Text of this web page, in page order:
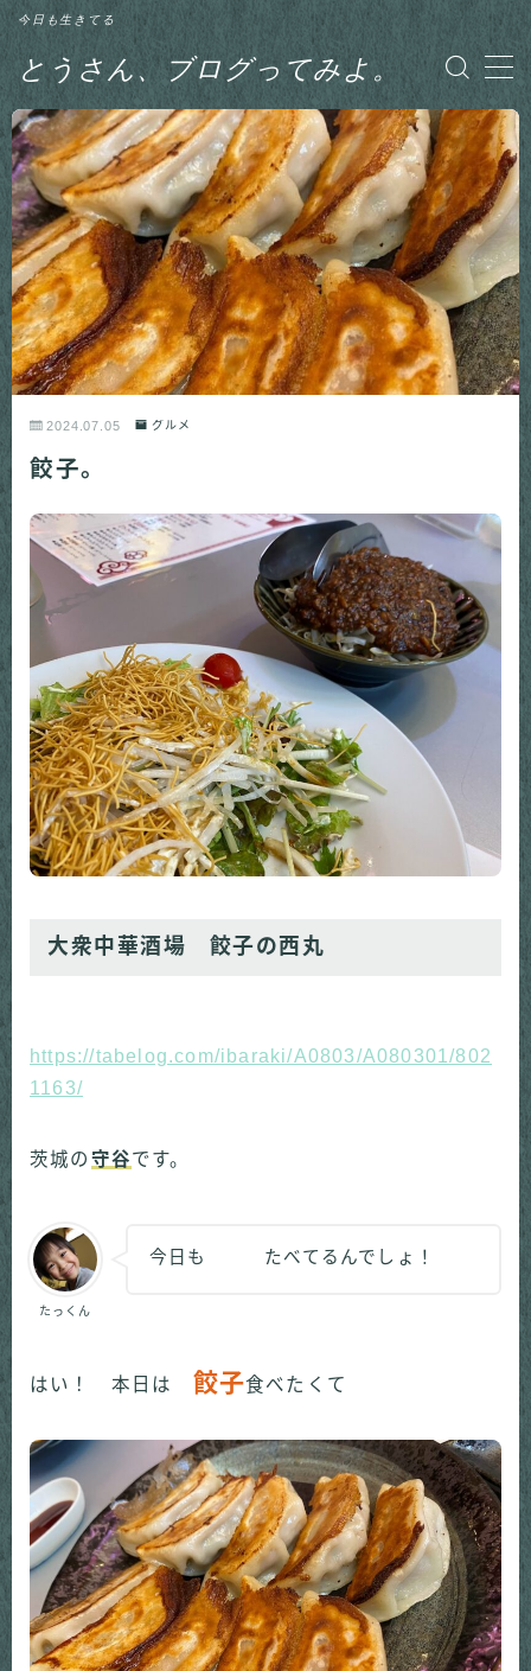
とうさん、ブログってみよ。
今日も生きてる
MENU
グルメ
日記
釣り
2024.07.05 グルメ
餃子。
大衆中華酒場 餃子の西丸
https://tabelog.com/ibaraki/A0803/A080301/802
1163/
茨城の 守谷です。
たっくん
今日も たべてるんでしょ！
はい！ 本日は 餃子食べたくて